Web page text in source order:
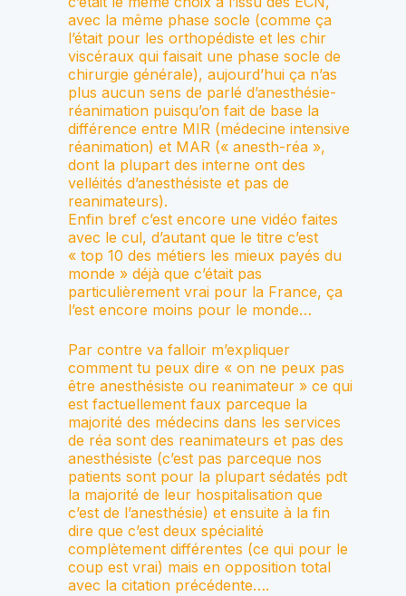
avec la même phase socle (comme ça
l’était pour les orthopédiste et les chir
viscéraux qui faisait une phase socle de
chirurgie générale), aujourd’hui ça n’as
plus aucun sens de parlé d’anesthésie-
réanimation puisqu’on fait de base la
différence entre MIR (médecine intensive
réanimation) et MAR (« anesth-réa »,
dont la plupart des interne ont des
velléités d’anesthésiste et pas de
reanimateurs).
Enfin bref c’est encore une vidéo faites
avec le cul, d’autant que le titre c’est
« top 10 des métiers les mieux payés du
monde » déjà que c’était pas
particulièrement vrai pour la France, ça
l’est encore moins pour le monde…
Par contre va falloir m’expliquer
comment tu peux dire « on ne peux pas
être anesthésiste ou reanimateur » ce qui
est factuellement faux parceque la
majorité des médecins dans les services
de réa sont des reanimateurs et pas des
anesthésiste (c’est pas parceque nos
patients sont pour la plupart sédatés pdt
la majorité de leur hospitalisation que
c’est de l’anesthésie) et ensuite à la fin
dire que c’est deux spécialité
complètement différentes (ce qui pour le
coup est vrai) mais en opposition total
avec la citation précédente….